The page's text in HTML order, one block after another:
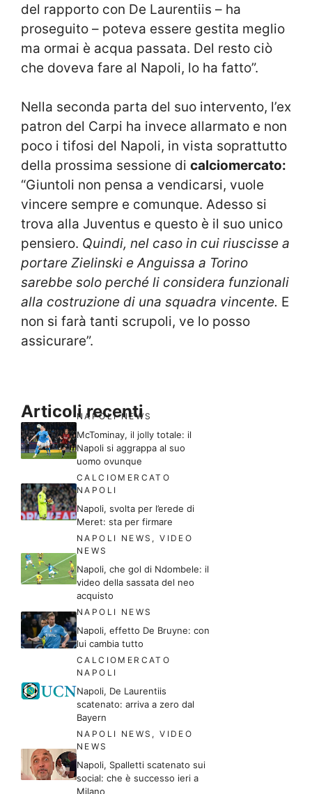
del rapporto con De Laurentiis – ha
proseguito – poteva essere gestita meglio
ma ormai è acqua passata. Del resto ciò
che doveva fare al Napoli, lo ha fatto”.
Nella seconda parta del suo intervento, l’ex
patron del Carpi ha invece allarmato e non
poco i tifosi del Napoli, in vista soprattutto
della prossima sessione di calciomercato:
“Giuntoli non pensa a vendicarsi, vuole
vincere sempre e comunque. Adesso si
trova alla Juventus e questo è il suo unico
pensiero. Quindi, nel caso in cui riuscisse a
portare Zielinski e Anguissa a Torino
sarebbe solo perché li considera funzionali
alla costruzione di una squadra vincente. E
non si farà tanti scrupoli, ve lo posso
assicurare”.
Articoli recenti
NAPOLI NEWS
McTominay, il jolly totale: il
Napoli si aggrappa al suo
uomo ovunque
CALCIOMERCATO
NAPOLI
Napoli, svolta per l’erede di
Meret: sta per firmare
NAPOLI NEWS ,VIDEO
NEWS
Napoli, che gol di Ndombele: il
video della sassata del neo
acquisto
NAPOLI NEWS
Napoli, effetto De Bruyne: con
lui cambia tutto
CALCIOMERCATO
NAPOLI
Napoli, De Laurentiis
scatenato: arriva a zero dal
Bayern
NAPOLI NEWS ,VIDEO
NEWS
Napoli, Spalletti scatenato sui
social: che è successo ieri a
Milano